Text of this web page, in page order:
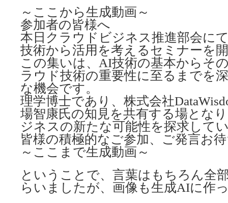
～ここから生成動画～
参加者の皆様へ
本日クラウドビジネス推進部会に
技術から活用を考えるセミナーを
この集いは、AI技術の基本からそ
ラウド技術の重要性に至るまでを
な機会です。
理学博士であり、株式会社
場智康氏の知見を共有する場とな
ジネスの新たな可能性を探求して
皆様の積極的なご参加、ご発言お
～ここまで生成動画～
ということで、言葉はもちろん全
らいましたが、画像も生成AIに作